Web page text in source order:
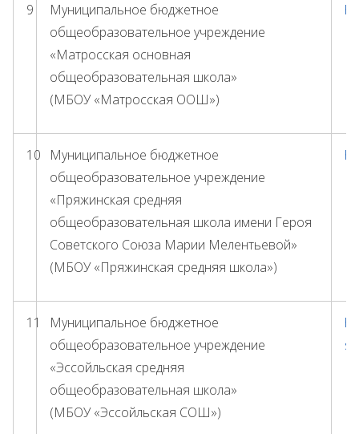
9
Муниципальное бюджетное
общеобразовательное учреждение
«Матросская основная
общеобразовательная школа»
(МБОУ «Матросская ООШ»)
10
Муниципальное бюджетное
общеобразовательное учреждение
«Пряжинская средняя
общеобразовательная школа имени Героя
Советского Союза Марии Мелентьевой»
(МБОУ «Пряжинская средняя школа»)
11
Муниципальное бюджетное
общеобразовательное учреждение
«Эссойльская средняя
общеобразовательная школа»
(МБОУ «Эссойльская СОШ»)